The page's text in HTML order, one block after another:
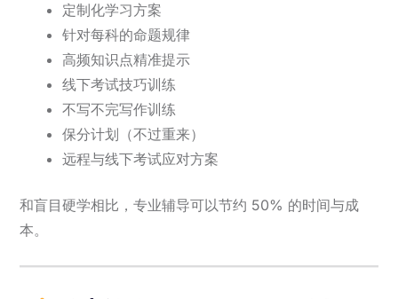
定制化学习方案
针对每科的命题规律
高频知识点精准提示
线下考试技巧训练
不写不完写作训练
保分计划（不过重来）
远程与线下考试应对方案
和盲目硬学相比，专业辅导可以节约 50% 的时间与成
本。